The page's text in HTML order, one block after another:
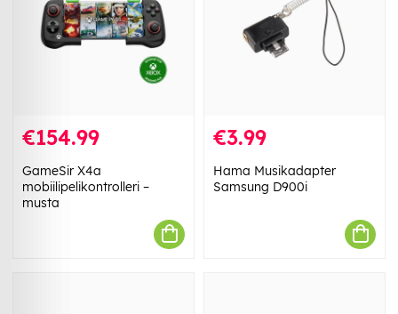
€154.99
GameSir X4a
mobiilipelikontrolleri –
musta
€3.99
Hama Musikadapter
Samsung D900i